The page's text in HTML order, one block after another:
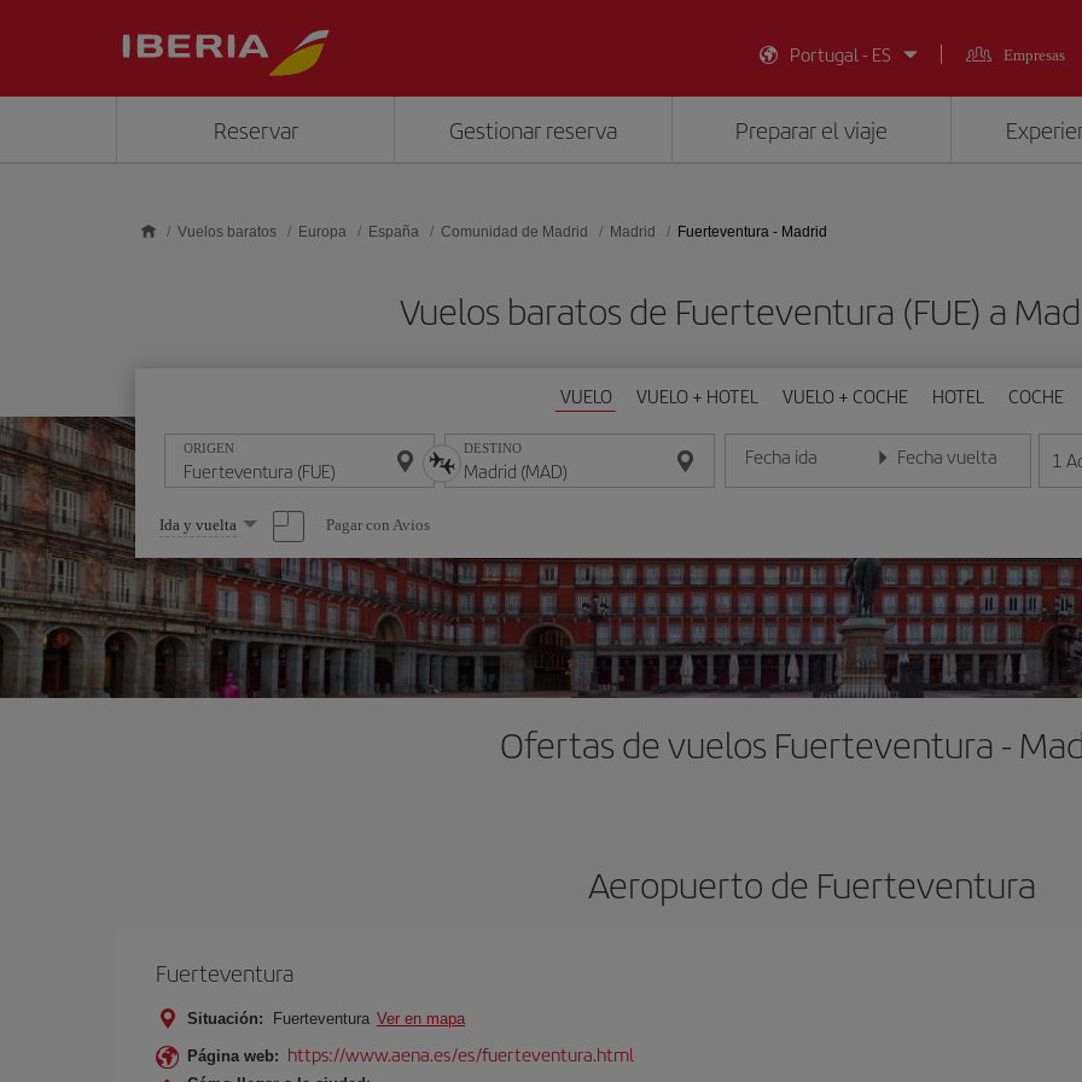
Portugal - ES
Empresas
Reservar Gestionar reserva Preparar el viaje
Vuelos baratos Europa España Comunidad de Madrid Madrid Fuerteventura - Madrid
Vuelos baratos de Fuerteventura (FUE) a
VUELO VUELO + HOTEL VUELO + COCHE HOTEL COCHE
ORIGEN DESTINO Fecha ida
Introduce la fecha en formato día/mes/año
Fecha vuelta
Introduce la fecha en 1
Seleccione
una
opción
Ida y vuelta Pagar con Avios
Ofertas de vuelos Fuerteventura -
Aeropuerto de Fuerteventura
Fuerteventura
Situación: Fuerteventura Ver en mapa
Página web: https://www.aena.es/es/fuerteventura.html